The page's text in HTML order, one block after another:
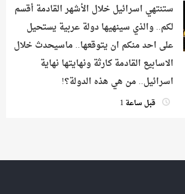
ستنتهي اسرائيل خلال الأشهر القادمة أقسم
لكم.. والذي سينهيها دولة عربية يستحيل
على احد منكم ان يتوقعها.. ماسيحدث خلال
الاسابيع القادمة كارثة ونهايتها نهاية
اسرائيل.. من هي هذه الدولة؟!
قبل ساعة 1